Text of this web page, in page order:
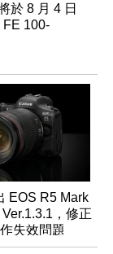
於 8 月 4 日
FE 100-
EOS R5 Mark
Ver.1.3.1，修正
失效問題